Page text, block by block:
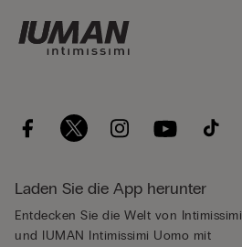
Laden Sie die App herunter
Entdecken Sie die Welt von Intimissimi
und IUMAN Intimissimi Uomo mit